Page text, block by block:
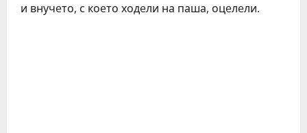
и внучeто, с коeто ходeли на паша, оцeлeли.